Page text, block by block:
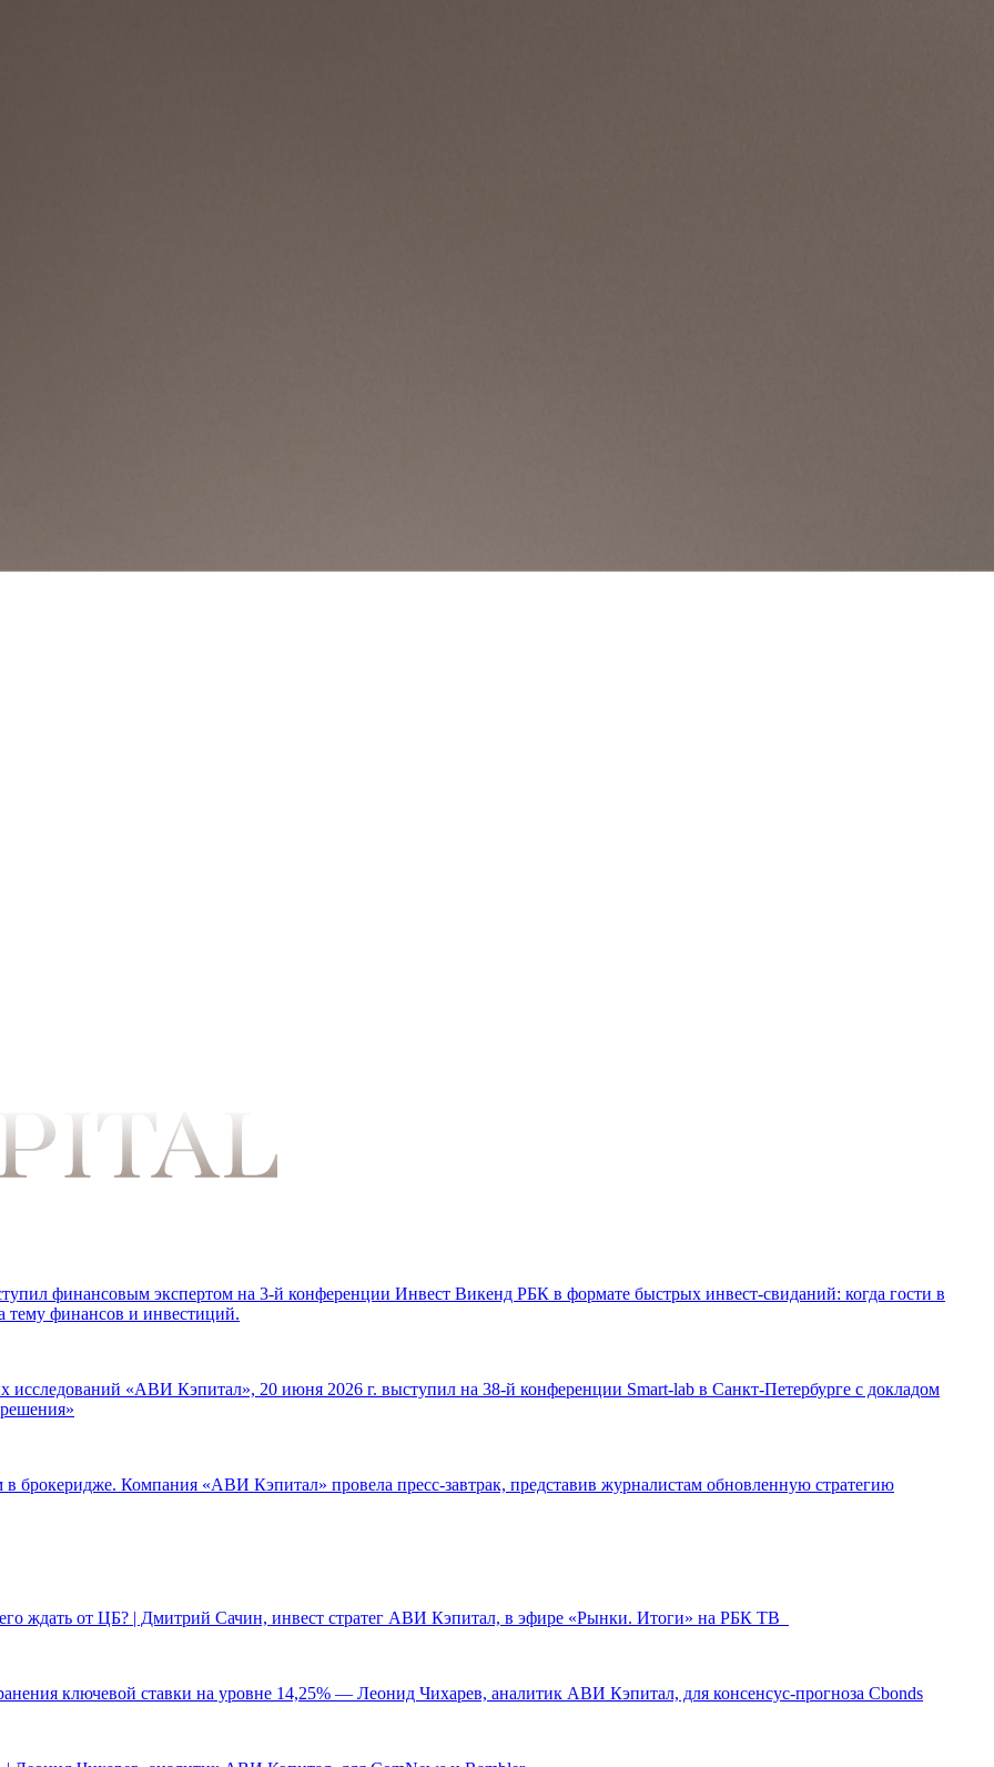
финансовым экспертом на 3-й конференции Инвест Викенд РБК в формате быстрых инвест-свиданий: когда гости в
тему финансов и инвестиций.
исследований «АВИ Кэпитал», 20 июня 2026 г. выступил на 38-й конференции Smart-lab в Санкт-Петербурге с докладом
в брокеридже. Компания «АВИ Кэпитал» провела пресс-завтрак, представив журналистам обновленную стратегию
ждать от ЦБ? | Дмитрий Сачин, инвест стратег АВИ Кэпитал, в эфире «Рынки. Итоги» на РБК ТВ
ключевой ставки на уровне 14,25% — Леонид Чихарев, аналитик АВИ Кэпитал, для консенсус-прогноза Cbonds